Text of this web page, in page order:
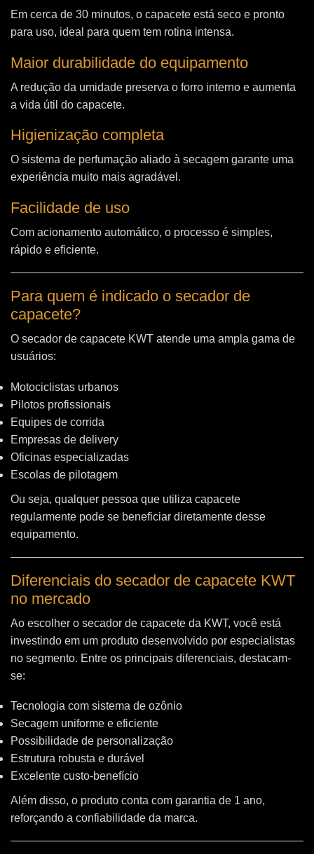
Em cerca de 30 minutos, o capacete está seco e pronto
para uso, ideal para quem tem rotina intensa.
Maior durabilidade do equipamento
A redução da umidade preserva o forro interno e aumenta
a vida útil do capacete.
Higienização completa
O sistema de perfumação aliado à secagem garante uma
experiência muito mais agradável.
Facilidade de uso
Com acionamento automático, o processo é simples,
rápido e eficiente.
Para quem é indicado o secador de
capacete?
O secador de capacete KWT atende uma ampla gama de
usuários:
Motociclistas urbanos
Pilotos profissionais
Equipes de corrida
Empresas de delivery
Oficinas especializadas
Escolas de pilotagem
Ou seja, qualquer pessoa que utiliza capacete
regularmente pode se beneficiar diretamente desse
equipamento.
Diferenciais do secador de capacete KWT
no mercado
Ao escolher o secador de capacete da KWT, você está
investindo em um produto desenvolvido por especialistas
no segmento. Entre os principais diferenciais, destacam-
se:
Tecnologia com sistema de ozônio
Secagem uniforme e eficiente
Possibilidade de personalização
Estrutura robusta e durável
Excelente custo-benefício
Além disso, o produto conta com garantia de 1 ano,
reforçando a confiabilidade da marca.